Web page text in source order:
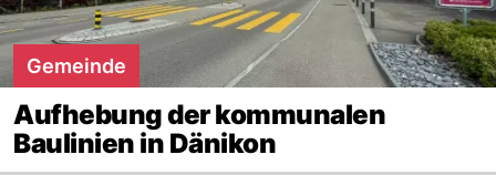
Gemeinde
Aufhebung der kommunalen
Baulinien in Dänikon